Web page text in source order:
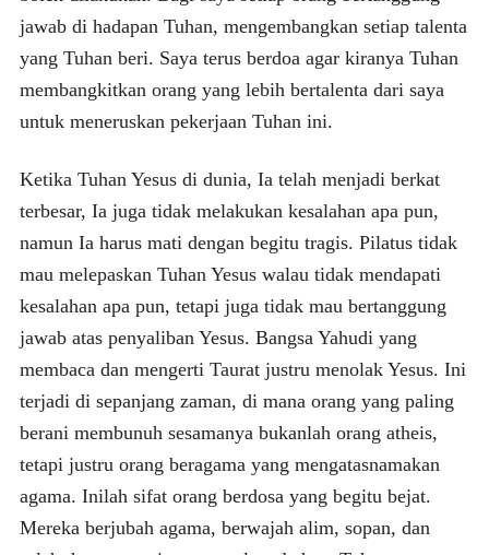
jawab di hadapan Tuhan, mengembangkan setiap talenta
yang Tuhan beri. Saya terus berdoa agar kiranya Tuhan
membangkitkan orang yang lebih bertalenta dari saya
untuk meneruskan pekerjaan Tuhan ini.
Ketika Tuhan Yesus di dunia, Ia telah menjadi berkat
terbesar, Ia juga tidak melakukan kesalahan apa pun,
namun Ia harus mati dengan begitu tragis. Pilatus tidak
mau melepaskan Tuhan Yesus walau tidak mendapati
kesalahan apa pun, tetapi juga tidak mau bertanggung
jawab atas penyaliban Yesus. Bangsa Yahudi yang
membaca dan mengerti Taurat justru menolak Yesus. Ini
terjadi di sepanjang zaman, di mana orang yang paling
berani membunuh sesamanya bukanlah orang atheis,
tetapi justru orang beragama yang mengatasnamakan
agama. Inilah sifat orang berdosa yang begitu bejat.
Mereka berjubah agama, berwajah alim, sopan, dan